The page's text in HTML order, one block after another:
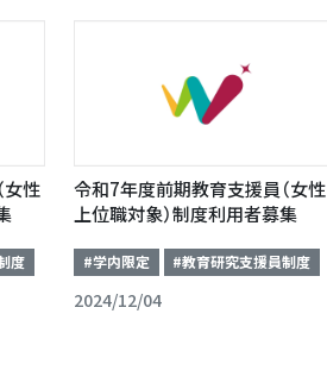
女性
度
令和7年度前期教育支援員（女性
上位職対象）制度利用者募集
#学内限定 #教育研究支援員制度
2024/12/04